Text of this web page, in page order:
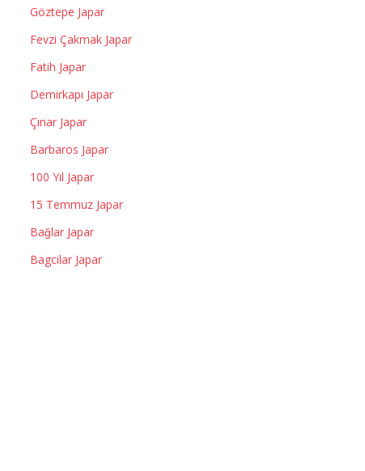
Göztepe Japar
Fevzi Çakmak Japar
Fatih Japar
Demirkapı Japar
Çınar Japar
Barbaros Japar
100 Yıl Japar
15 Temmuz Japar
Bağlar Japar
Bagcilar Japar